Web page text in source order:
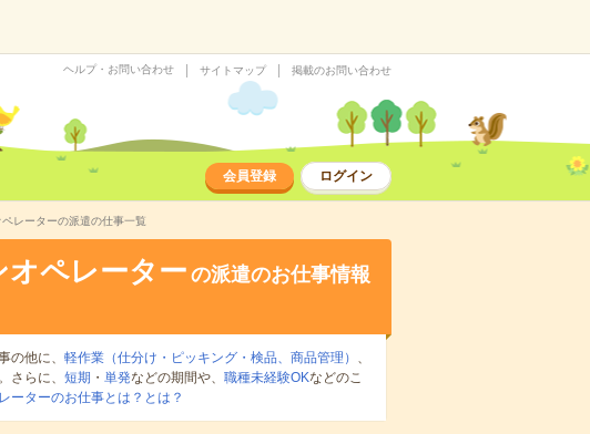
ヘルプ・お問い合わせ サイトマップ 掲載のお問い合わせ
会員登録 ログイン
レーターの派遣の仕事一覧
オペレーター の派遣のお仕事情報
の他に、 軽作業（仕分け・ピッキング・検品、商品管理） 、
さらに、 短期 ・ 単発などの期間や、 職種未経験OKなどのこ
ーターのお仕事とは？とは？